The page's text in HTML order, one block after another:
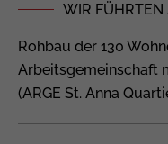
Get in
Cybersteel Inc.
376-293 City
WIR FÜHRTEN
Rohbau der 130
Arbeitsgemeinschaft
(ARGE St. Anna